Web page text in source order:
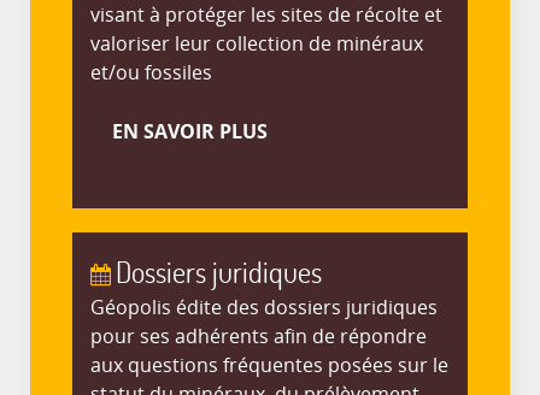
visant à protéger les sites de récolte et
valoriser leur collection de minéraux
et/ou fossiles
EN SAVOIR PLUS
Dossiers juridiques
Géopolis édite des dossiers juridiques
pour ses adhérents afin de répondre
aux questions fréquentes posées sur le